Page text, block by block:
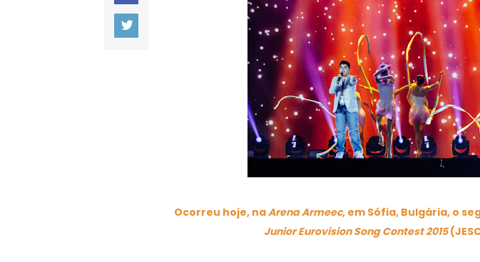
Ocorreu hoje, naArena Armeec, em Sófia, Bulgária, o
Junior Eurovision Song Contest 2015